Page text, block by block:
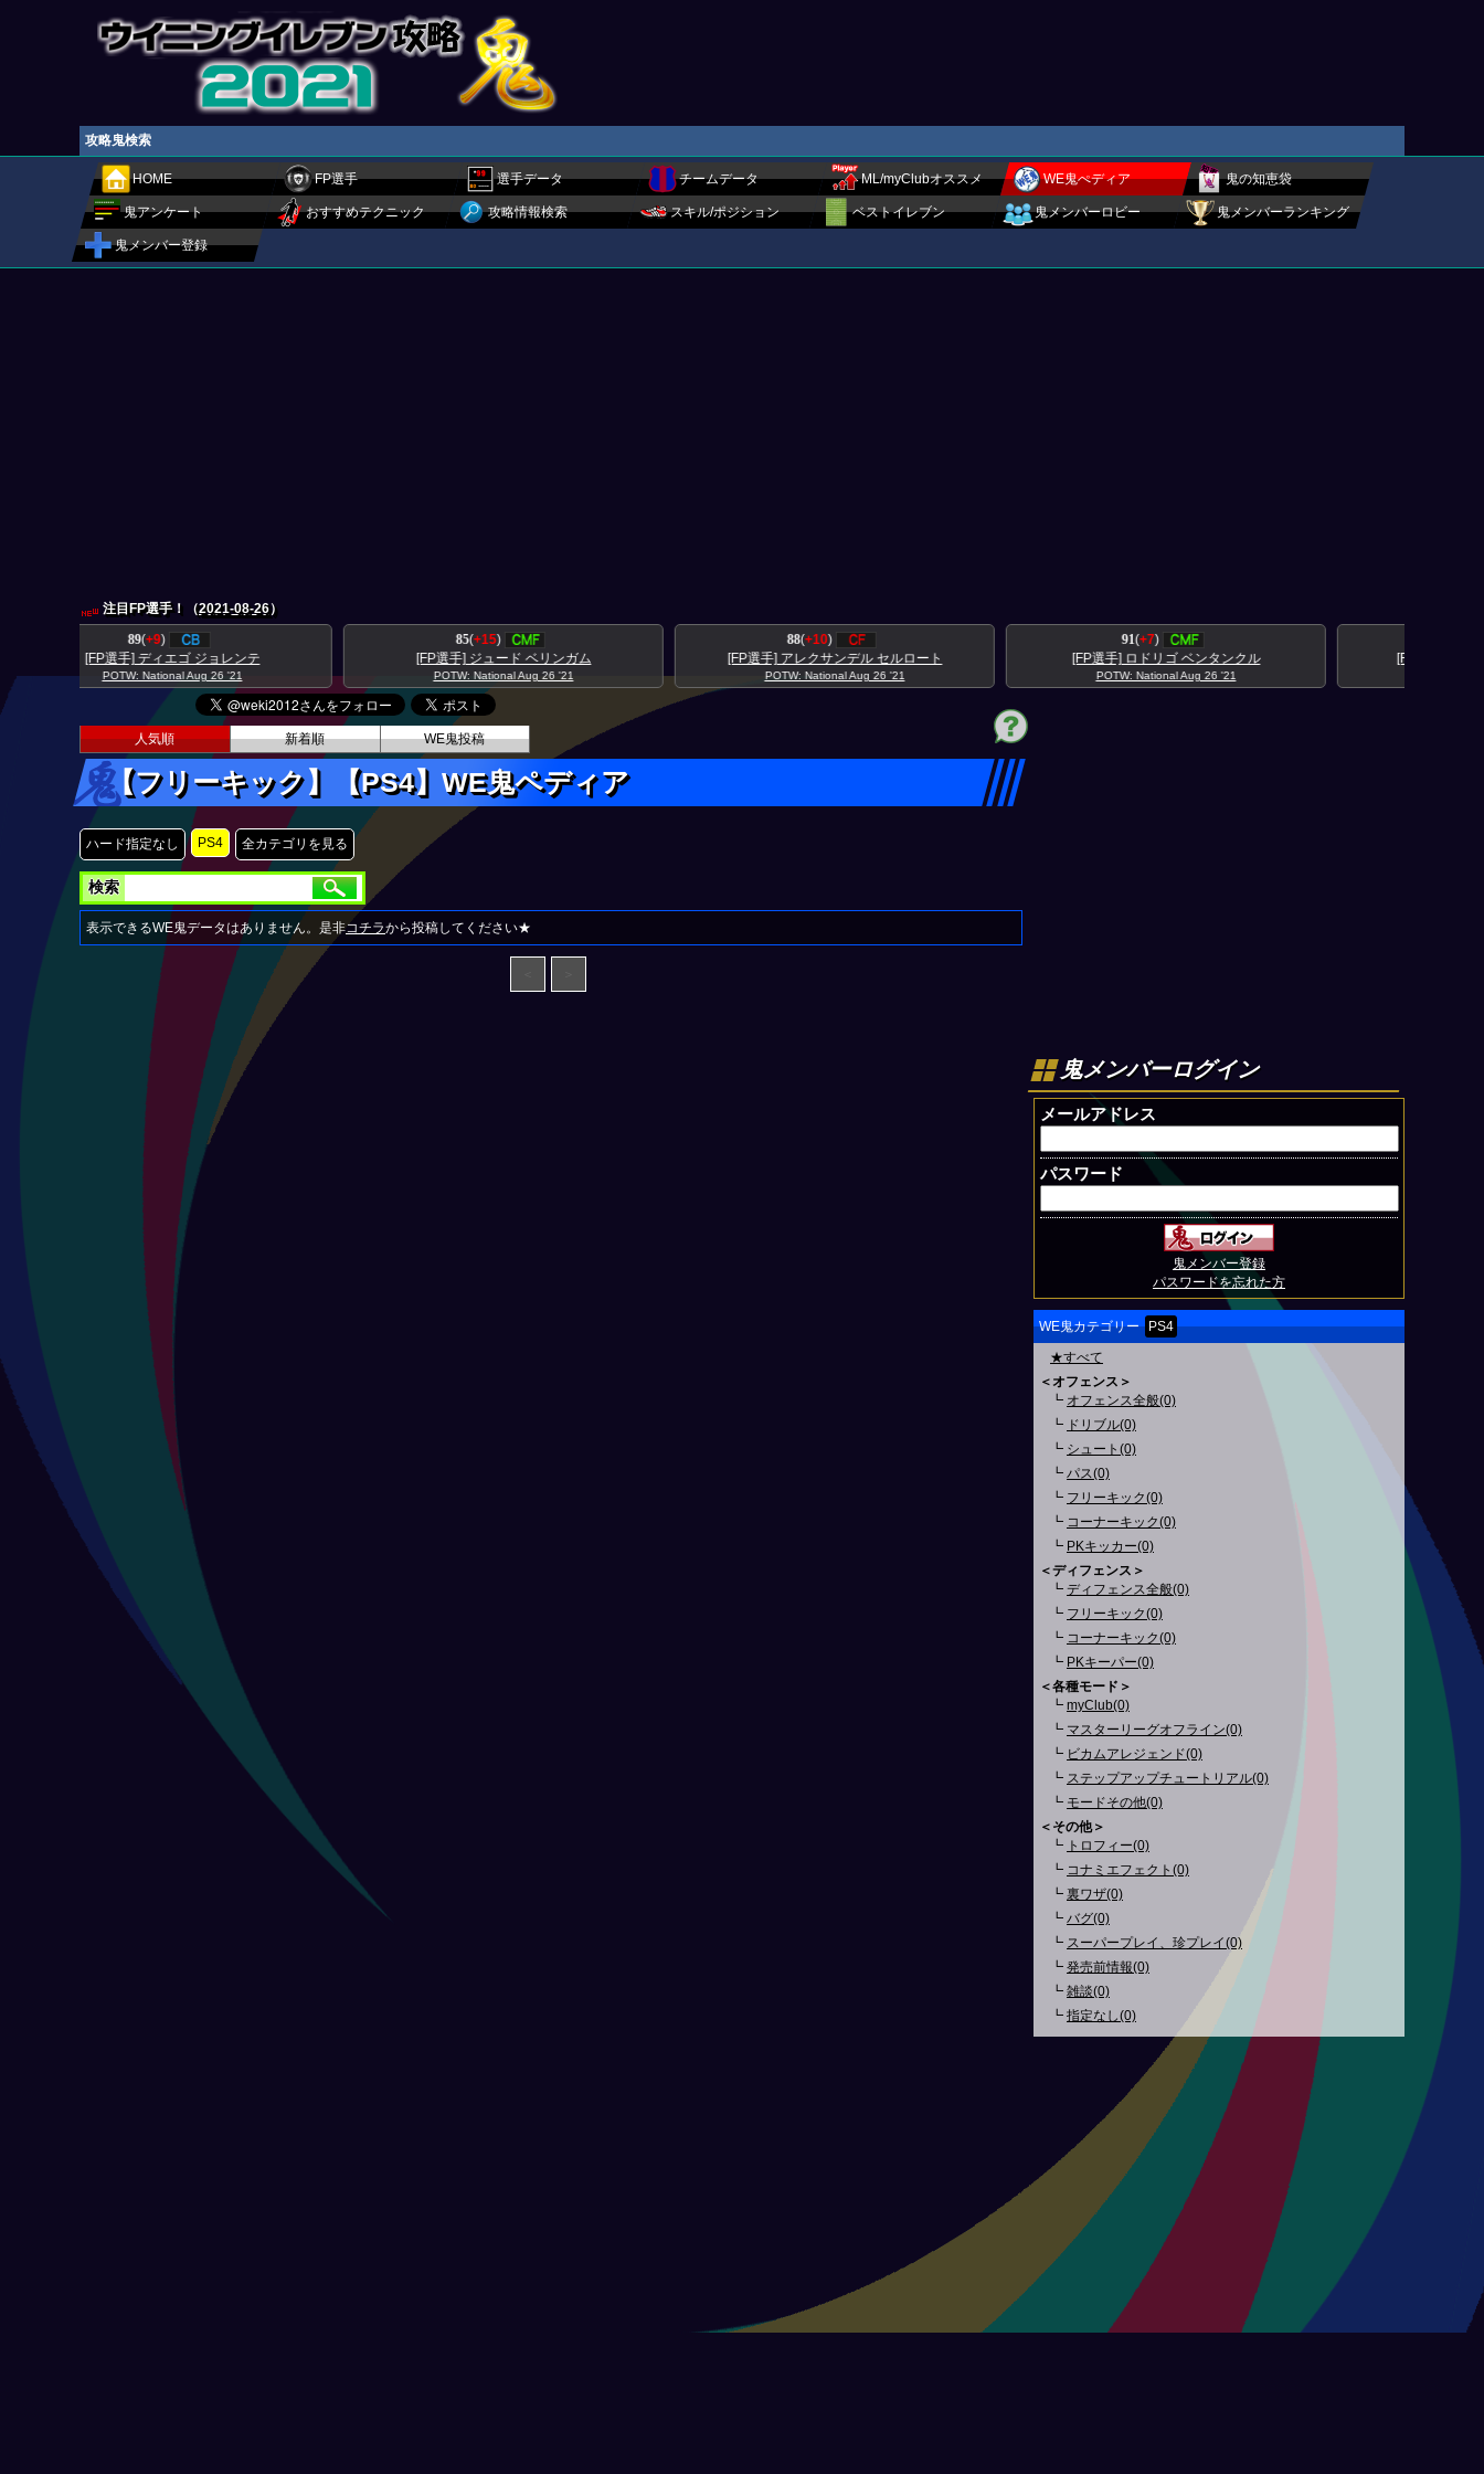
攻略鬼検索
HOME FP選手 選手データ チームデータ ML/myClubオススメ WE鬼ぺディア 鬼の知恵袋
鬼アンケート おすすめテクニック 攻略情報検索 スキル/ポジション ベストイレブン 鬼メンバーロビー 鬼メンバーランキング
鬼メンバー登録
注目FP選手！（2021-08-26）
85
[FP選手] ジュード ベリンガム
POTW: National Aug 26 '21
88
[FP選手] アレクサンデル セルロート
POTW: National Aug 26 '21
91
[FP選手] ロドリゴ ベンタンクル
POTW: National Aug 26 '21
92
[FP選手] エマヌエル マルティネス
POTW: National Aug 26 '21
人気順 新着順 WE鬼投稿
【フリーキック】【PS4】WE鬼ペディア
ハード指定なし PS4 全カテゴリを見る
検索
表示できるWE鬼データはありません。是非コチラから投稿してください★
鬼メンバーログイン
メールアドレス
パスワード
鬼メンバー登録
パスワードを忘れた方
WE鬼カテゴリー
PS4
★すべて
＜オフェンス＞
┗ オフェンス全般(0)
┗ ドリブル(0)
┗ シュート(0)
┗ パス(0)
┗ フリーキック(0)
┗ コーナーキック(0)
┗ PKキッカー(0)
＜ディフェンス＞
┗ ディフェンス全般(0)
┗ フリーキック(0)
┗ コーナーキック(0)
┗ PKキーパー(0)
＜各種モード＞
┗ myClub(0)
┗ マスターリーグオフライン(0)
┗ ビカムアレジェンド(0)
┗ ステップアップチュートリアル(0)
┗ モードその他(0)
＜その他＞
┗ トロフィー(0)
┗ コナミエフェクト(0)
┗ 裏ワザ(0)
┗ バグ(0)
┗ スーパープレイ、珍プレイ(0)
┗ 発売前情報(0)
┗ 雑談(0)
┗ 指定なし(0)